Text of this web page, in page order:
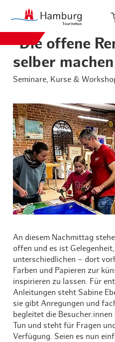
"Die offene
selber machen
Seminare, Kurse &
An diesem Nachmittag
offen und es ist
unterschiedlichen – dort
Farben und Papieren zur
inspirieren zu lassen. Für
Anleitungen steht Sabine
sie gibt Anregungen und
begleitet die
Tun und steht für Fragen
Verfügung. Seien es nun